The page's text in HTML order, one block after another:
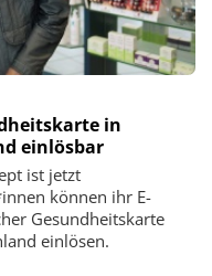
in
einlösbar
ist jetzt
können ihr E-
Gesundheitskarte
einlösen.